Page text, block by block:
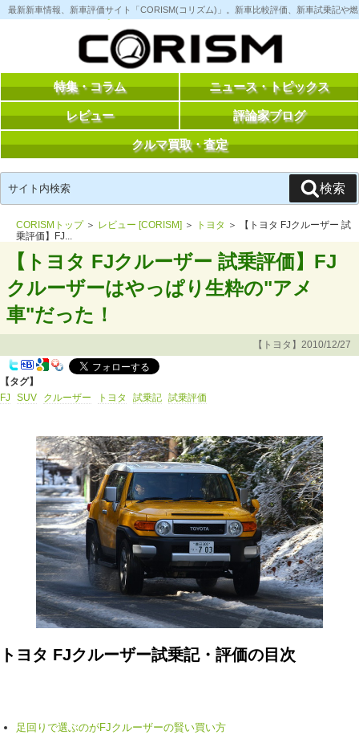
コ
ン
へ
最新新車情報、新車評価サイト「CORISM(コリズム)」。新車比較評価、新車試乗記や
特集・コラム ニュース・トピックス
レビュー 評論家ブログ
クルマ買取・査定
索:
検索
CORISMトップ＞ レビュー [CORISM] ＞ トヨタ ＞ 【トヨタ FJクルーザー 試
乗評価】FJ...
【トヨタ FJクルーザー 試乗評価】FJ
クルーザーはやっぱり生粋の"アメ
車"だった！
【トヨタ】2010/12/27
【タグ】
FJ SUV クルーザー トヨタ 試乗記 試乗評価
トヨタ FJクルーザー試乗記・評価の目次
足回りで選ぶのがFJクルーザーの賢い買い方